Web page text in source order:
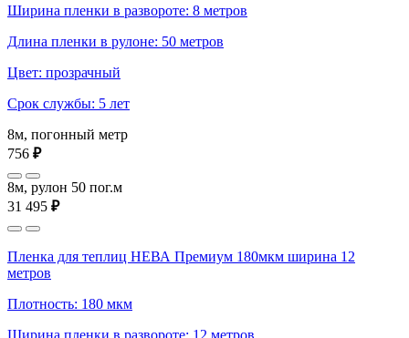
Ширина пленки в развороте: 8 метров
Длина пленки в рулоне: 50 метров
Цвет: прозрачный
Срок службы: 5 лет
8м, погонный метр
756 ₽
8м, рулон 50 пог.м
31 495 ₽
Пленка для теплиц НЕВА Премиум 180мкм ширина 12
метров
Плотность: 180 мкм
Ширина пленки в развороте: 12 метров